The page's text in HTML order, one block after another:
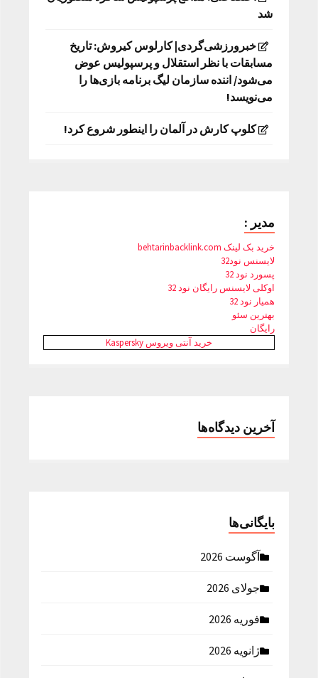
شد
خبرورزشی‌گردی| کارلوس کیروش: تاریخ
مسابقات با نظر استقلال و پرسپولیس عوض
می‌شود/ اننده سازمان لیگ برنامه بازی‌ها را
می‌نویسد!
کلوپ کارش در آلمان را اینطور شروع کرد!
مدیر :
خرید بک لینک behtarinbacklink.com
لایسنس نود32
پسورد نود 32
اوکلی لایسنس رایگان نود 32
همیار نود 32
بهترین سئو
رایگان
خرید آنتی ویروس Kaspersky
آخرین دیدگاه‌ها
بایگانی‌ها
آگوست 2026
جولای 2026
فوریه 2026
ژانویه 2026